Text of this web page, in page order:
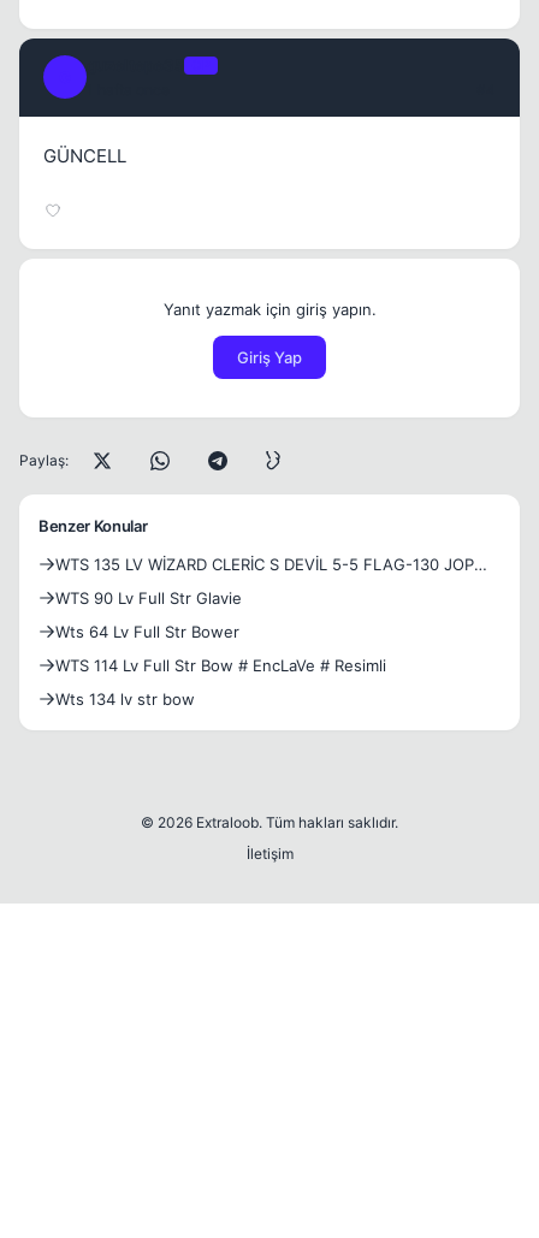
GÜNCELL
Yanıt yazmak için giriş yapın.
Giriş Yap
Paylaş:
Benzer Konular
WTS 135 LV WİZARD CLERİC S DEVİL 5-5 FLAG-130 JOP
LV-13K HONOR MEZUN 2 HONOR BUF-PAGE3/7-ZERK
WTS 90 Lv Full Str Glavie
Wts 64 Lv Full Str Bower
WTS 114 Lv Full Str Bow # EncLaVe # Resimli
Wts 134 lv str bow
© 2026 Extraloob. Tüm hakları saklıdır.
İletişim